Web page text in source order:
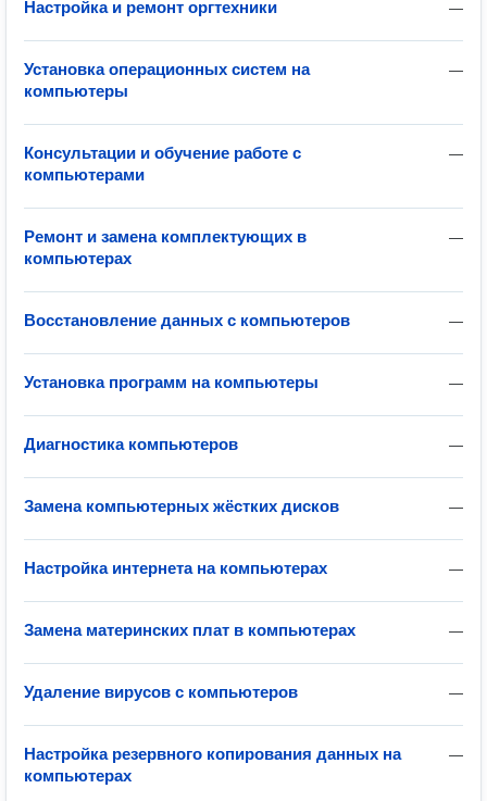
—
Настройка и ремонт оргтехники
—
Установка операционных систем на
компьютеры
—
Консультации и обучение работе с
компьютерами
—
Ремонт и замена комплектующих в
компьютерах
—
Восстановление данных с компьютеров
—
Установка программ на компьютеры
—
Диагностика компьютеров
—
Замена компьютерных жёстких дисков
—
Настройка интернета на компьютерах
—
Замена материнских плат в компьютерах
—
Удаление вирусов с компьютеров
—
Настройка резервного копирования данных на
компьютерах